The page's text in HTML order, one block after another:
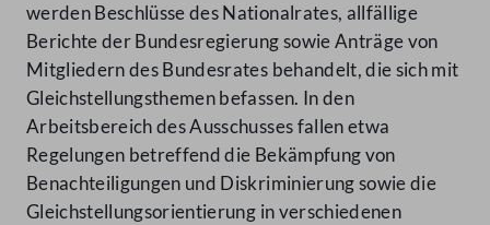
werden Beschlüsse des Nationalrates, allfällige
Berichte der Bundesregierung sowie Anträge von
Mitgliedern des Bundesrates behandelt, die sich mit
Gleichstellungsthemen befassen. In den
Arbeitsbereich des Ausschusses fallen etwa
Regelungen betreffend die Bekämpfung von
Benachteiligungen und Diskriminierung sowie die
Gleichstellungsorientierung in verschiedenen